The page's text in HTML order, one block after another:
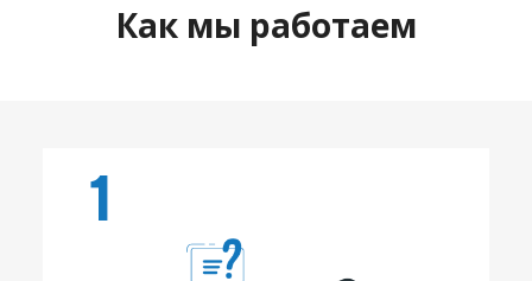
Как мы работаем
1